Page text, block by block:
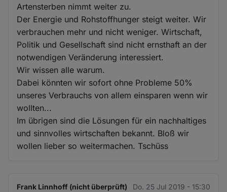
Artensterben nimmt weiter zu.
Der Energie und Rohstoffhunger steigt weiter. Wir
verbrauchen mehr und nicht weniger. Wirtschaft,
Politik und Gesellschaft sind nicht ernsthaft an der
notwendigen Veränderung interessiert.
Wir wissen alle warum.
Dabei könnten wir sofort ohne Probleme 50%
unseres Verbrauchs von allem einsparen wenn wir
wollten...
Im übrigen sind die Lösungen für ein nachhaltiges
und sinnvolles wirtschaften bekannt. Bloß wir
wollen lieber so weitermachen. Tschüss
Frank Linnhoff (nicht überprüft) Do. 25 Jul 2019 - 15:30